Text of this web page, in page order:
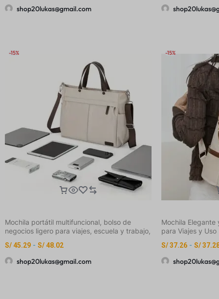
shop20lukas@gmail.com
-15%
Mochila portátil multifuncional, bolso de
negocios ligero para viajes, escuela y trabajo,
S/45.29 - S/48.02
shop20lukas@gmail.com
-15%
Mochila Elegante
para Viajes y Uso
Cremallera y
Escapada de Fin
Mano)
S/37.26 - S/